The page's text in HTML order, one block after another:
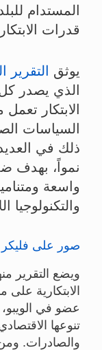
المستدام
قدرات
يوثق التقرير
الذي يصدر
الابتكار
السياسات
ذلك في
نمواً، بهدف
واسعة
والتكنولوجيا
صور على فليكر
ويضع التقرير
عضو في
تنوعها
والصادرات. ومن